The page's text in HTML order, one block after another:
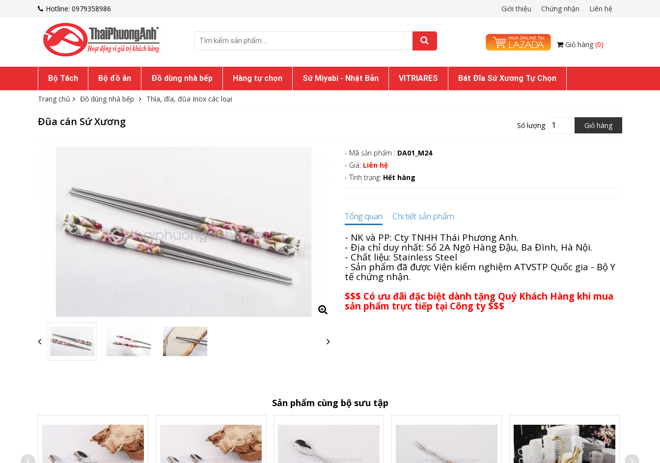
Hotline: 0979358986 Liên hệ
Chứng nhận
Giới thiệu
Giỏ hàng (0)
Bộ Tách Bộ đồ ăn Đồ dùng nhà bếp Hàng tự chọn Sứ Miyabi - Nhật Bản VITRIARES Bát Đĩa Sứ Xương Tự Chọn
Trang chủ Đồ dùng nhà bếp Thìa, dĩa, đũa Inox các loại
Đũa cán Sứ Xương Số lượng Giỏ hàng
- Mã sản phẩm : DA01_M24
- Giá: Liên hệ
- Tình trạng: Hết hàng
Tổng quan Chi tiết sản phẩm
- NK và PP: Cty TNHH Thái Phương Anh.
- Địa chỉ duy nhất: Số 2A Ngõ Hàng Đậu, Ba Đình, Hà Nội.
- Chất liệu: Stainless Steel
- Sản phẩm đã được Viện kiểm nghiệm ATVSTP Quốc gia - Bộ Y
tế chứng nhận.
$$$ Có ưu đãi đặc biệt dành tặng Quý Khách Hàng khi mua
sản phẩm trực tiếp tại Công ty $$$
Sản phẩm cùng bộ sưu tập